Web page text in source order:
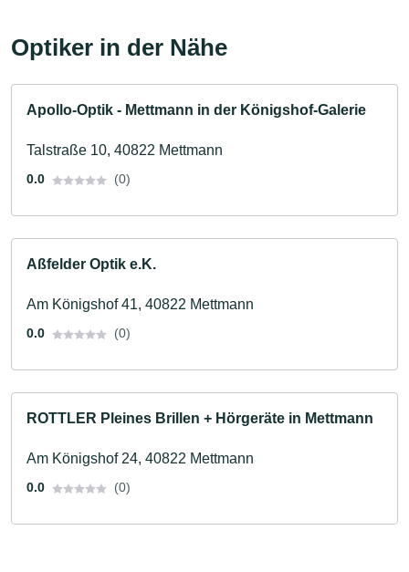
Optiker in der Nähe
Apollo-Optik - Mettmann in der Königshof-Galerie
Talstraße 10, 40822 Mettmann
0.0 (0)
Aßfelder Optik e.K.
Am Königshof 41, 40822 Mettmann
0.0 (0)
ROTTLER Pleines Brillen + Hörgeräte in Mettmann
Am Königshof 24, 40822 Mettmann
0.0 (0)